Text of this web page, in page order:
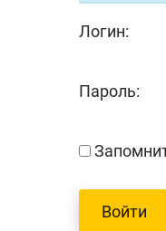
Логин:
Пароль: